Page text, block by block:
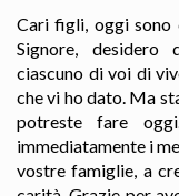
Cari figli, oggi sono
Signore, desidero
ciascuno di voi di
che vi ho dato. Ma
potreste fare
immediatamente i
vostre famiglie, a